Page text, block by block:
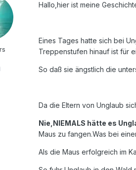
Hallo,hier ist meine
Eines Tages hatte sich bei
Treppenstufen hinauf ist für
So daß sie ängstlich die
Da die Eltern von Unglaub
Nie,NIEMALS hätte es
Maus zu fangen.Was bei
Als die Maus erfolgreich im